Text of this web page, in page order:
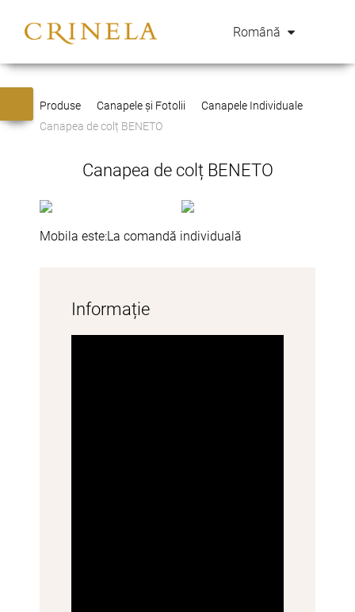
Română
Produse Canapele și Fotolii
Canapele Individuale
Canapea de colț BENETO
Canapea de colț BENETO
Mobila este:La comandă individuală
Informație